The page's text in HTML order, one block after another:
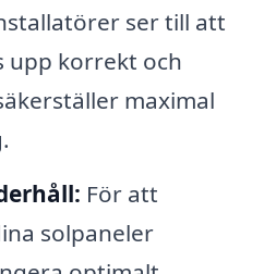
ser till att
upp korrekt och
maximal
För att
solpaneler